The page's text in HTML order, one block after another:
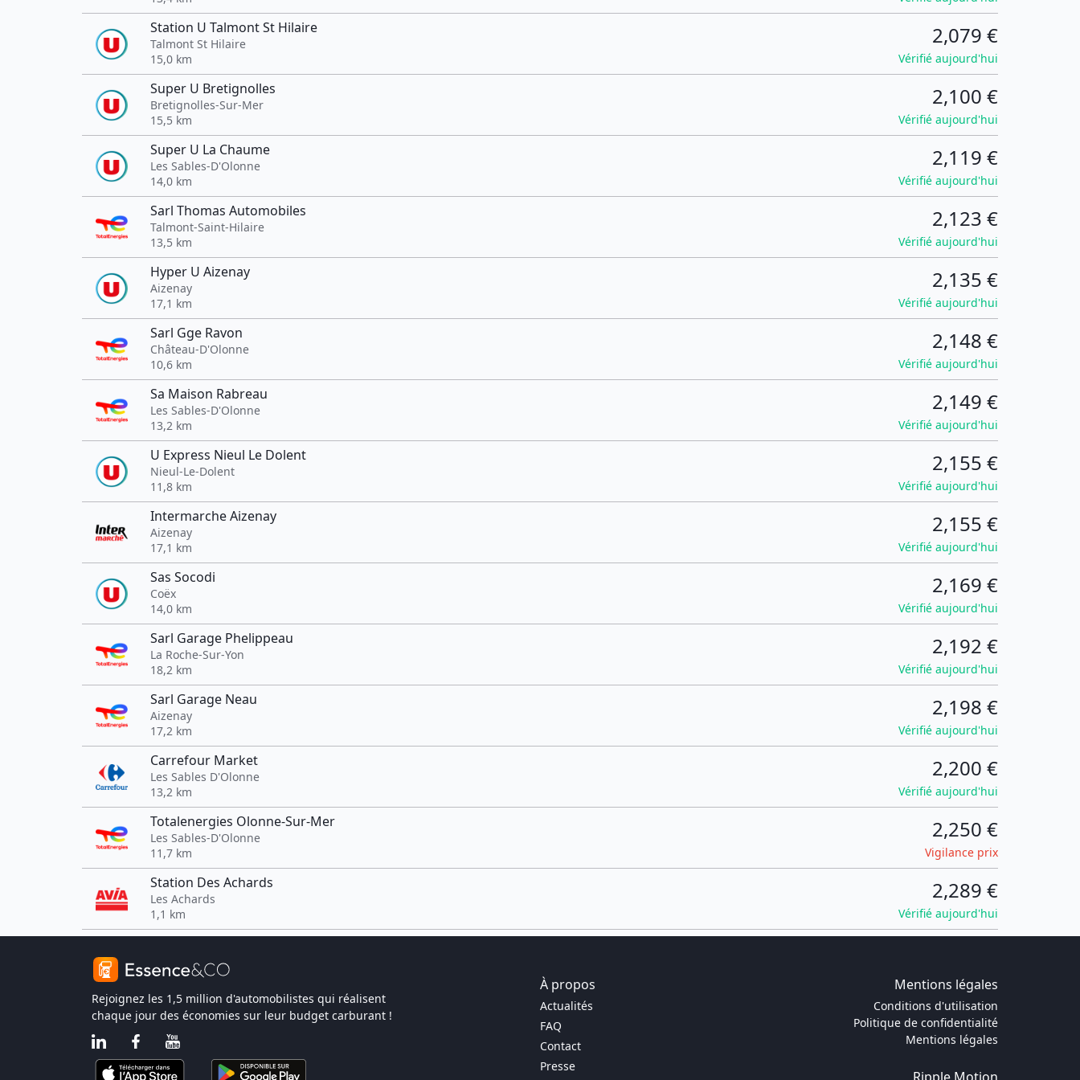
Station U Talmont St Hilaire
Talmont St Hilaire
15,0 km
2,079 €
Vérifié aujourd'hui
Super U Bretignolles
Bretignolles-Sur-Mer
15,5 km
2,100 €
Vérifié aujourd'hui
Super U La Chaume
Les Sables-D'Olonne
14,0 km
2,119 €
Vérifié aujourd'hui
Sarl Thomas Automobiles
Talmont-Saint-Hilaire
13,5 km
2,123 €
Vérifié aujourd'hui
Hyper U Aizenay
Aizenay
17,1 km
2,135 €
Vérifié aujourd'hui
Sarl Gge Ravon
Château-D'Olonne
10,6 km
2,148 €
Vérifié aujourd'hui
Sa Maison Rabreau
Les Sables-D'Olonne
13,2 km
2,149 €
Vérifié aujourd'hui
U Express Nieul Le Dolent
Nieul-Le-Dolent
11,8 km
2,155 €
Vérifié aujourd'hui
Intermarche Aizenay
Aizenay
17,1 km
2,155 €
Vérifié aujourd'hui
Sas Socodi
Coëx
14,0 km
2,169 €
Vérifié aujourd'hui
Sarl Garage Phelippeau
La Roche-Sur-Yon
18,2 km
2,192 €
Vérifié aujourd'hui
Sarl Garage Neau
Aizenay
17,2 km
2,198 €
Vérifié aujourd'hui
Carrefour Market
Les Sables D'Olonne
13,2 km
2,200 €
Vérifié aujourd'hui
Totalenergies Olonne-Sur-Mer
Les Sables-D'Olonne
11,7 km
2,250 €
Vigilance prix
Station Des Achards
Les Achards
1,1 km
2,289 €
Vérifié aujourd'hui
Rejoignez les 1,5 million d'automobilistes qui réalisent
chaque jour des économies sur leur budget carburant !
À propos Mentions légales
Actualités
FAQ
Contact
Presse
Conditions d'utilisation
Politique de confidentialité
Mentions légales